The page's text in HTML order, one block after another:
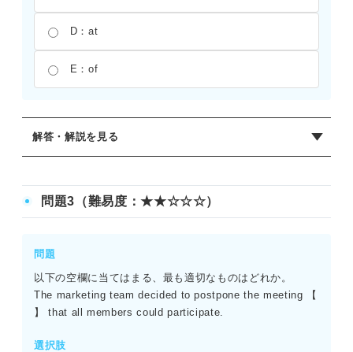
D：at
E：of
解答・解説を見る
（1）「be known as ――」で「――として知られている」
という定型表現となる。エジソンが「現代の装置の父」と
という意味になる。ここでは電球の発明が、日没後も人々
が快適に暮らす助けとなったことを示している。
問題3（難易度：★★☆☆☆）
問題
以下の空欄に当てはまる、最も適切なものはどれか。
The marketing team decided to postpone the meeting 【
】 that all members could participate.
選択肢